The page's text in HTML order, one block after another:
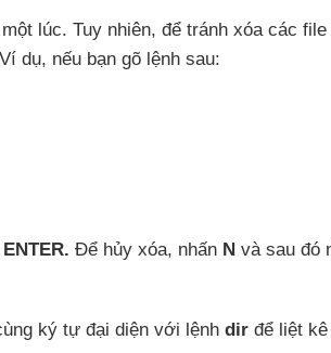
lúc. Tuy nhiên, để tránh xóa các file
dụ, nếu bạn gõ lệnh sau:
ENTER. Để hủy xóa, nhấn N và sau đó
ký tự đại diện với lệnh dir để liệt kê